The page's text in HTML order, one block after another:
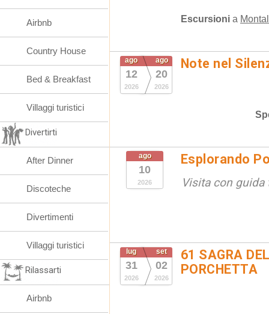
Escursioni a
ago
12
2026
ago
20
2026
Note nel
ago
10
2026
Esplorando
Visita con
lug
31
2026
set
02
2026
61 SAGRA
PORCHETTA
Airbnb
Country House
Bed & Breakfast
Villaggi turistici
Divertirti
After Dinner
Discoteche
Divertimenti
Villaggi turistici
Rilassarti
Airbnb